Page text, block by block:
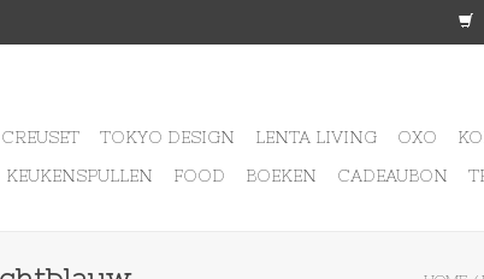
TOKYO DESIGN LENTA LIVING OXO
KEUKENSPULLEN FOOD BOEKEN CADEAUBON